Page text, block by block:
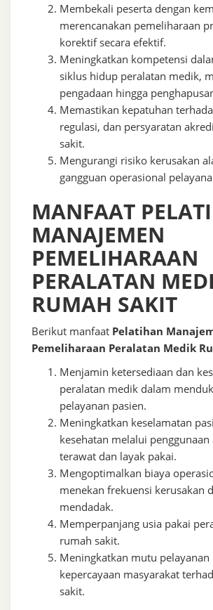
Membekali peserta dengan
merencanakan pemeliharaan
korektif secara efektif.
Meningkatkan kompetensi
siklus hidup peralatan medik,
pengadaan hingga
Memastikan kepatuhan
regulasi, dan persyaratan
sakit.
Mengurangi risiko kerusakan
gangguan operasional
MANFAAT
MANAJEMEN
PEMELIHARAAN
PERALATAN
RUMAH SAKIT
Berikut manfaat Pelatihan
Pemeliharaan Peralatan Medik
Menjamin ketersediaan dan
peralatan medik dalam
pelayanan pasien.
Meningkatkan keselamatan
kesehatan melalui penggunaan
terawat dan layak pakai.
Mengoptimalkan biaya
menekan frekuensi kerusakan
mendadak.
Memperpanjang usia pakai
rumah sakit.
Meningkatkan mutu pelayanan
kepercayaan masyarakat
sakit.